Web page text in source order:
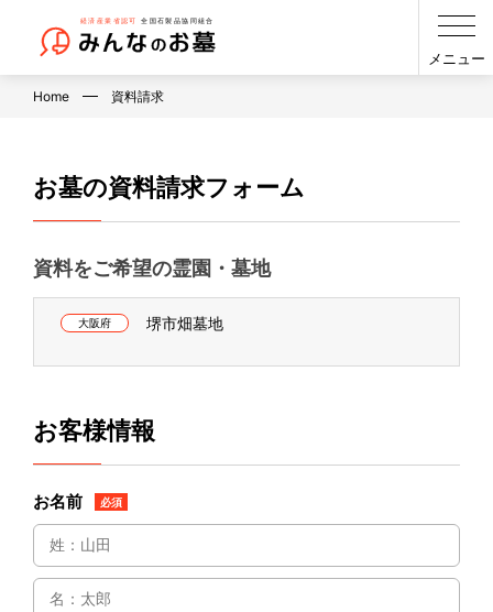
メニュー
Home 資料請求
お墓の資料請求フォーム
資料をご希望の霊園・墓地
大阪府 堺市畑墓地
お客様情報
お名前 必須